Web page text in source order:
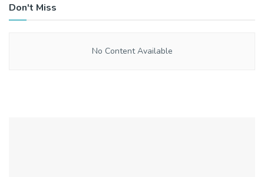
Don't Miss
No Content Available